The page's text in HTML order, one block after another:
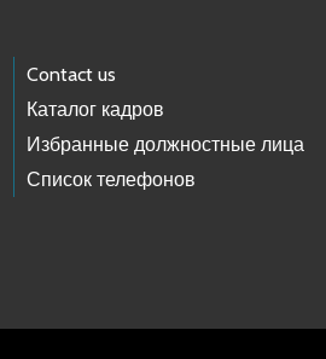
Contact us
Каталог кадров
Избранные должностные лица
Список телефонов